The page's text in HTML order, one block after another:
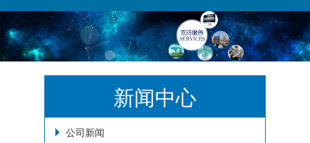
新闻中心
公司新闻